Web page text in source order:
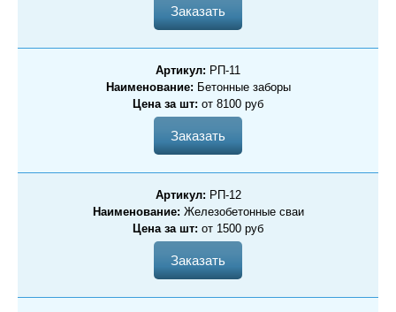
Заказать
Артикул: РП-11
Наименование: Бетонные заборы
Цена за шт: от 8100 руб
Заказать
Артикул: РП-12
Наименование: Железобетонные сваи
Цена за шт: от 1500 руб
Заказать